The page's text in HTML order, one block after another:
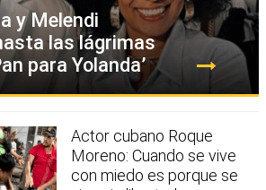
y Melendi
las lágrimas
para Yolanda’
Actor cubano Roque
Moreno: Cuando se vive
con miedo es porque se